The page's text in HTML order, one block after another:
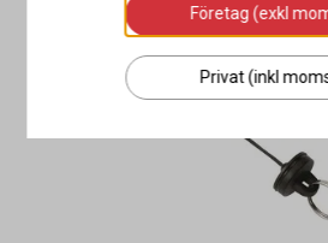
Företag (exkl
Privat (inkl